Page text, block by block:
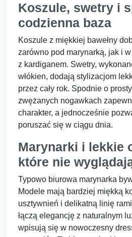
Koszule, swetry i
codzienna baza
Koszule z miękkiej bawełny
zarówno pod marynarką, jak i
z kardiganem. Swetry,
włókien, dodają stylizacjom
przez cały rok. Spodnie o
zwężanych nogawkach
charakter, a jednocześnie
poruszać się w ciągu dnia.
Marynarki i lekkie
które nie
Typowo biurowa marynarka
Modele mają bardziej miękką
usztywnień i delikatną linię
łączą elegancję z naturalnym
wpisują się w nowoczesny